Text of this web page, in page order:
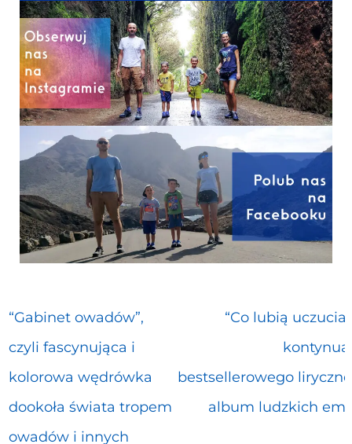
“Gabinet owadów”,
czyli fascynująca i
kolorowa wędrówka
dookoła świata tropem
owadów i innych
“Co lubią
bestsellerowego
album ludzkich